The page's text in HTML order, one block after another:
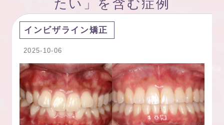
たい」を含む症例
インビザライン矯正
2025-10-06